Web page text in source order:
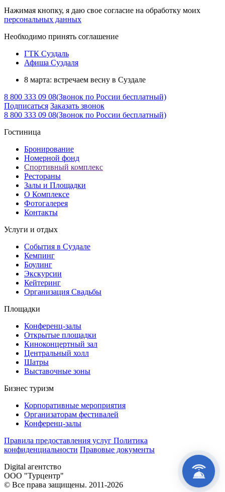
Нажимая кнопку, я даю свое согласие на обработку моих
персональных данных
Необходимо принять соглашение
ГТК Суздаль
Афиша Суздаля
8 марта: встречаем весну в Суздале
8 800 333 09 08(Звонок по России бесплатный)
Подписаться Заказать звонок
8 800 333 09 08(Звонок по России бесплатный)
Гостиница
Бронирование
Номерной фонд
Спортивный комплекс
Рестораны
Залы и Площадки
О Комплексе
Фотогалерея
Контакты
Услуги и отдых
События в Суздале
Кемпинг
Боулинг
Экскурсии
Кейтеринг
Организация Cвадьбы
Площадки
Конференц-залы
Открытые площадки
Киноконцертный зал
Центральный холл
Шатры
Выставочные зоны
Бизнес туризм
Корпоративные мероприятия
Организаторам фестивалей
Конференц-залы
Правила предоставления услуг Политика
конфиденциальности Правовые документы
Digital агентство
ООО "Турцентр"
© Все права защищены. 2011-2026